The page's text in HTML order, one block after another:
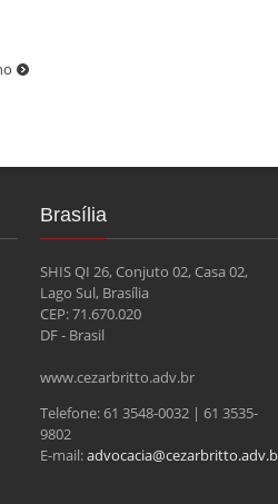
Brasília
SHIS QI 26, Conjuto 02, Casa 02,
Lago Sul, Brasília
CEP: 71.670.020
DF - Brasil
www.cezarbritto.adv.br
Telefone: 61 3548-0032 | 61 3535-
9802
E-mail: